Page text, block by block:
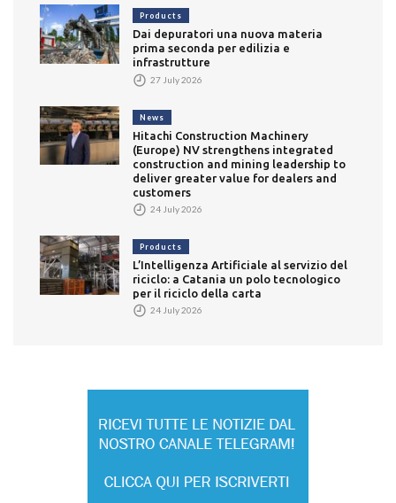
Products
Dai depuratori una nuova materia
prima seconda per edilizia e
infrastrutture
27 July 2026
News
Hitachi Construction Machinery
(Europe) NV strengthens integrated
construction and mining leadership to
deliver greater value for dealers and
customers
24 July 2026
Products
L’Intelligenza Artificiale al servizio del
riciclo: a Catania un polo tecnologico
per il riciclo della carta
24 July 2026